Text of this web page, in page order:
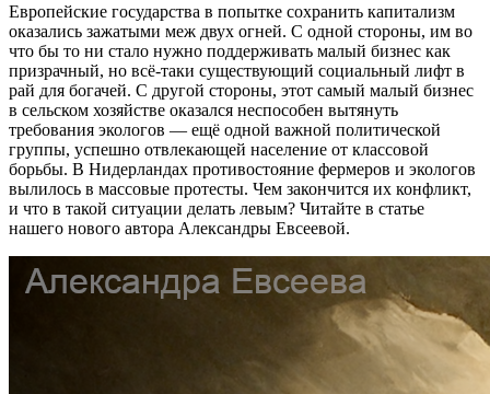
Европейские государства в попытке сохранить капитализм
оказались зажатыми меж двух огней. С одной стороны, им во
что бы то ни стало нужно поддерживать малый бизнес как
призрачный, но всё-таки существующий социальный лифт в
рай для богачей. С другой стороны, этот самый малый бизнес
в сельском хозяйстве оказался неспособен вытянуть
требования экологов — ещё одной важной политической
группы, успешно отвлекающей население от классовой
борьбы. В Нидерландах противостояние фермеров и экологов
вылилось в массовые протесты. Чем закончится их конфликт,
и что в такой ситуации делать левым? Читайте в статье
нашего нового автора Александры Евсеевой.